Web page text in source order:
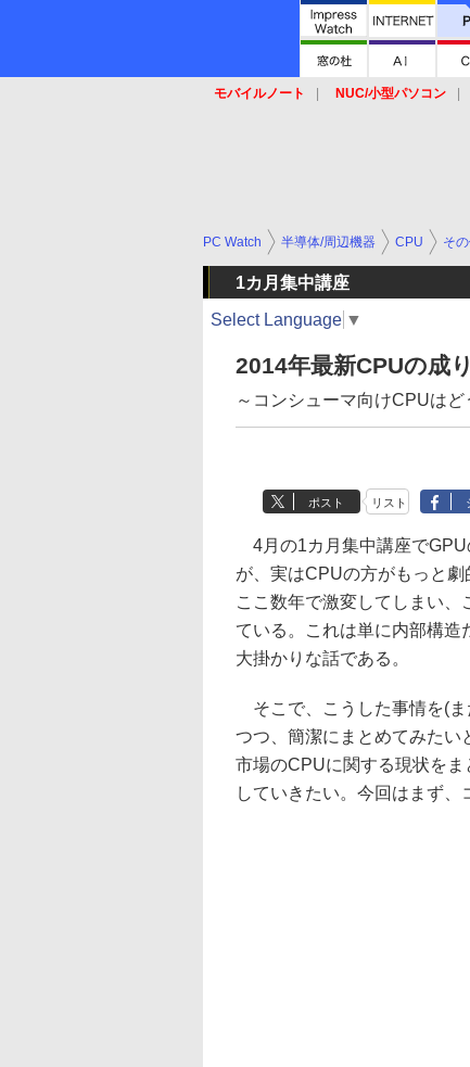
モバイルノート NUC/小型パソコン
PC Watch 半導体/周辺機器 CPU そ
1カ月集中講座
Select Language ▼
2014年最新CPUの成
～コンシューマ向けCPUは
ポスト リスト
4月の1カ月集中講座でGPU
が、実はCPUの方がもっと
ここ数年で激変してしまい
ている。これは単に内部構造
大掛かりな話である。
そこで、こうした事情を(ま
つつ、簡潔にまとめてみたい
市場のCPUに関する現状を
していきたい。今回はまず、